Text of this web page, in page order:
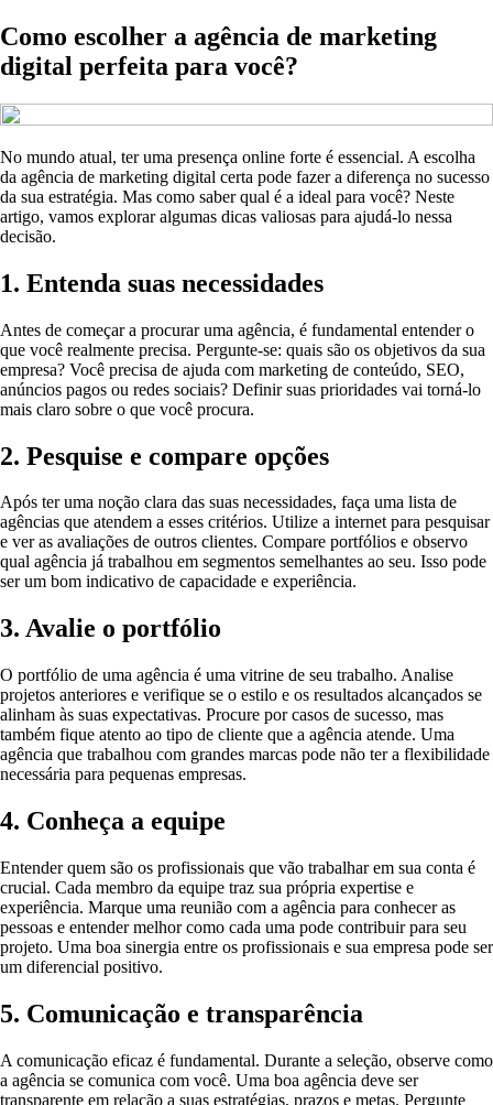
Como escolher a agência de marketing
digital perfeita para você?
No mundo atual, ter uma presença online forte é essencial. A escolha
da agência de marketing digital certa pode fazer a diferença no sucesso
da sua estratégia. Mas como saber qual é a ideal para você? Neste
artigo, vamos explorar algumas dicas valiosas para ajudá-lo nessa
decisão.
1. Entenda suas necessidades
Antes de começar a procurar uma agência, é fundamental entender o
que você realmente precisa. Pergunte-se: quais são os objetivos da sua
empresa? Você precisa de ajuda com marketing de conteúdo, SEO,
anúncios pagos ou redes sociais? Definir suas prioridades vai torná-lo
mais claro sobre o que você procura.
2. Pesquise e compare opções
Após ter uma noção clara das suas necessidades, faça uma lista de
agências que atendem a esses critérios. Utilize a internet para pesquisar
e ver as avaliações de outros clientes. Compare portfólios e observo
qual agência já trabalhou em segmentos semelhantes ao seu. Isso pode
ser um bom indicativo de capacidade e experiência.
3. Avalie o portfólio
O portfólio de uma agência é uma vitrine de seu trabalho. Analise
projetos anteriores e verifique se o estilo e os resultados alcançados se
alinham às suas expectativas. Procure por casos de sucesso, mas
também fique atento ao tipo de cliente que a agência atende. Uma
agência que trabalhou com grandes marcas pode não ter a flexibilidade
necessária para pequenas empresas.
4. Conheça a equipe
Entender quem são os profissionais que vão trabalhar em sua conta é
crucial. Cada membro da equipe traz sua própria expertise e
experiência. Marque uma reunião com a agência para conhecer as
pessoas e entender melhor como cada uma pode contribuir para seu
projeto. Uma boa sinergia entre os profissionais e sua empresa pode ser
um diferencial positivo.
5. Comunicação e transparência
A comunicação eficaz é fundamental. Durante a seleção, observe como
a agência se comunica com você. Uma boa agência deve ser
transparente em relação a suas estratégias, prazos e metas. Pergunte